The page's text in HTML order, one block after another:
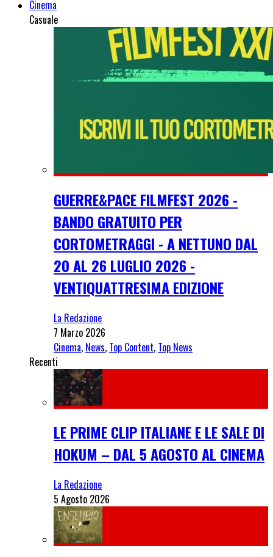
Cinema
Casuale
GUERRE&PACE FILMFEST 2026 -
BANDO GRATUITO PER
CORTOMETRAGGI - A NETTUNO DAL
20 AL 26 LUGLIO 2026 -
VENTIQUATTRESIMA EDIZIONE
La Redazione
7 Marzo 2026
Cinema, News, Top Content, Top News
Recenti
LE PRIME CLIP ITALIANE E LE SALE DI
HOKUM – DAL 5 AGOSTO AL CINEMA
La Redazione
5 Agosto 2026